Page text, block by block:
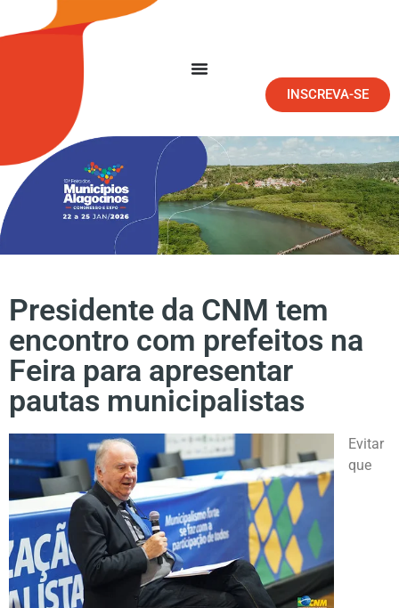
INSCREVA-SE
Presidente da CNM tem
encontro com prefeitos na
Feira para apresentar
pautas municipalistas
Evitar
que